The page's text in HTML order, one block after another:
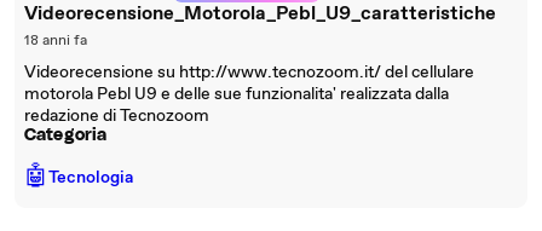
Videorecensione_Motorola_Pebl_U9_caratteristiche
18 anni fa
Videorecensione su http://www.tecnozoom.it/ del cellulare
motorola Pebl U9 e delle sue funzionalita' realizzata dalla
redazione di Tecnozoom
Categoria
🤖Tecnologia